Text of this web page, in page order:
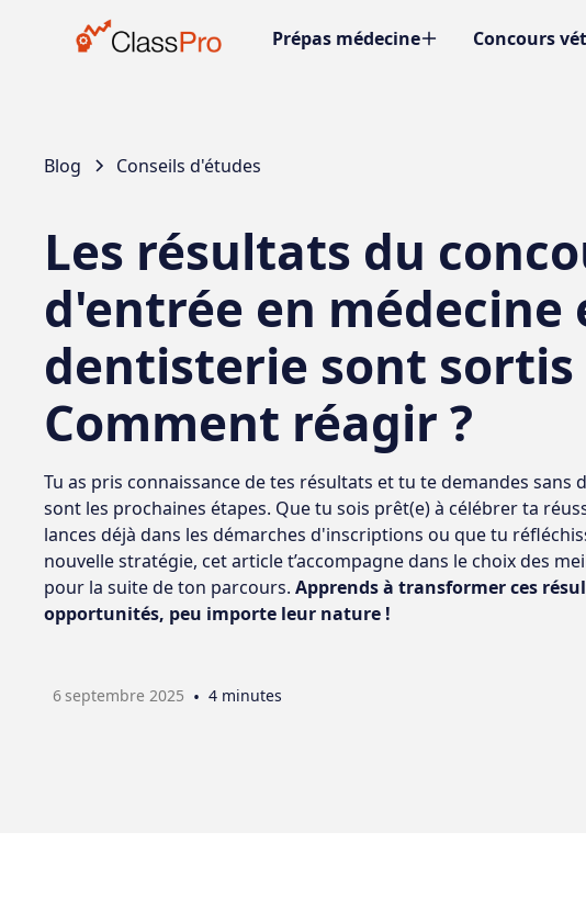
Prépas médecine Concours
Blog Conseils d'études
Les résultats du
d'entrée en médecine
dentisterie sont sortis
Comment réagir ?
Tu as pris connaissance de tes résultats et tu te demandes sans
sont les prochaines étapes. Que tu sois prêt(e) à célébrer ta
lances déjà dans les démarches d'inscriptions ou que tu
nouvelle stratégie, cet article t’accompagne dans le choix des
pour la suite de ton parcours. Apprends à transformer ces
opportunités, peu importe leur nature !
6septembre 2025 • 4 minutes